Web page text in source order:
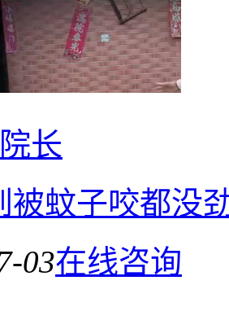
长
被蚊子咬都没
03在线咨询